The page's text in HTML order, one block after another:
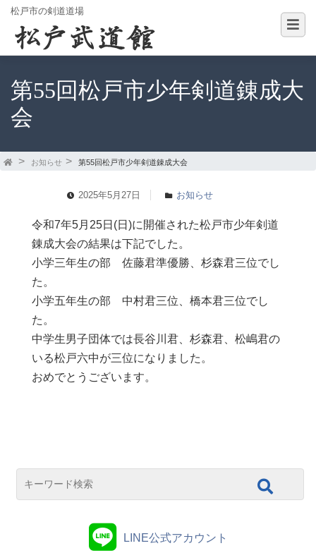
松戸市の剣道道場
第55回松戸市少年剣道錬成大
会
お知らせ 第55回松戸市少年剣道錬成大会
2025年5月27日 お知らせ
令和7年5月25日(日)に開催された松戸市少年剣道
錬成大会の結果は下記でした。
小学三年生の部 佐藤君準優勝、杉森君三位でし
た。
小学五年生の部 中村君三位、橋本君三位でし
た。
中学生男子団体では長谷川君、杉森君、松嶋君の
いる松戸六中が三位になりました。
おめでとうございます。
LINE公式アカウント